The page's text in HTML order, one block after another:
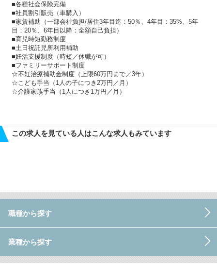
■各種社会保険完備
■社員割引販売（車購入）
■家賃補助（一部会社負担/居住3年目迄：50％、4年目：35%、5年
目：20％、6年目以降：全額自己負担）
■育児時短勤務制度
■土日祝託児所利用補助
■妊活支援制度（時短／休職が可）
■ファミリーサポート制度
☆不妊治療補助金制度（上限60万円まで／3年）
☆こども手当（1人の子につき2万円／月）
☆介護家族手当（1人につき1万円／月）
この求人を見ている人はこんな求人もみています
職種から探す
業種から探す